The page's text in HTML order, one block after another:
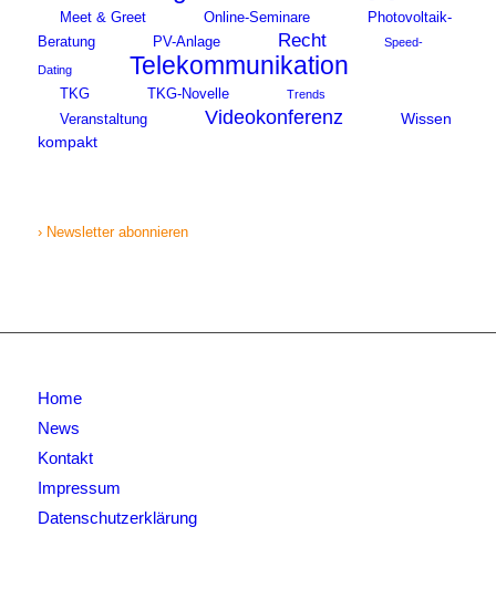
Meet & Greet Online-Seminare
Photovoltaik-
Beratung
PV-Anlage Recht Speed-
Dating Telekommunikation
TKG TKG-Novelle Trends
Veranstaltung Videokonferenz
Wissen
kompakt
› Newsletter abonnieren
Home
News
Kontakt
Impressum
Datenschutzerklärung